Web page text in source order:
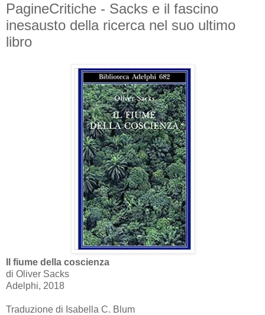
PagineCritiche - Sacks e il fascino
inesausto della ricerca nel suo ultimo
libro
Il fiume della coscienza
di Oliver Sacks
Adelphi, 2018
Traduzione di Isabella C. Blum